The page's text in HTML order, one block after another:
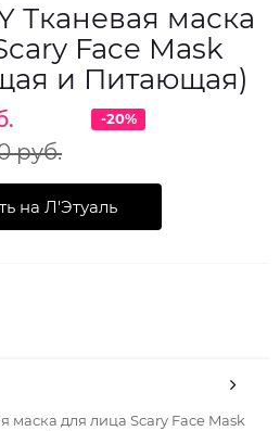
Тканевая маска
Face Mask
и Питающая)
руб.
-20%
на Л'Этуаль
маска для лица Scary Face Mask